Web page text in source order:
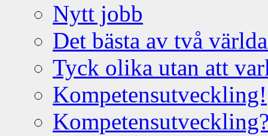
Nytt jobb
Det bästa av två
Tyck olika utan att
Kompetensutveckling!